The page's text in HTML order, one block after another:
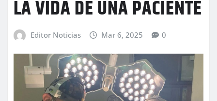
LA VIDA DE UNA PACIENTE
Editor Noticias Mar 6, 2025 0